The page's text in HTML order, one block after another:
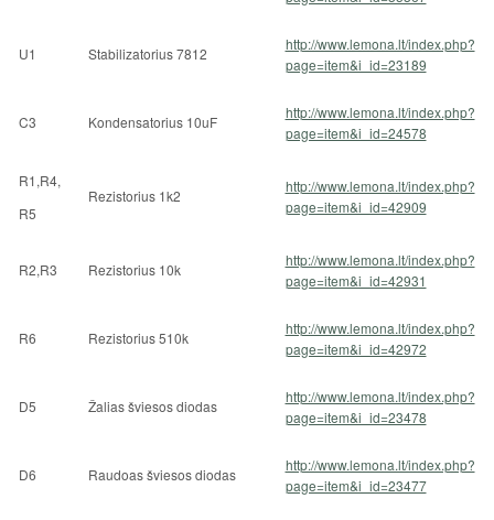
U1 Stabilizatorius 7812
http://www.lemona.lt/index.php?
page=item&i_id=23189
C3 Kondensatorius 10uF
http://www.lemona.lt/index.php?
page=item&i_id=24578
R1,R4,
R5
Rezistorius 1k2
http://www.lemona.lt/index.php?
page=item&i_id=42909
R2,R3 Rezistorius 10k
http://www.lemona.lt/index.php?
page=item&i_id=42931
R6 Rezistorius 510k
http://www.lemona.lt/index.php?
page=item&i_id=42972
D5 Žalias šviesos diodas
http://www.lemona.lt/index.php?
page=item&i_id=23478
D6 Raudoas šviesos diodas
http://www.lemona.lt/index.php?
page=item&i_id=23477